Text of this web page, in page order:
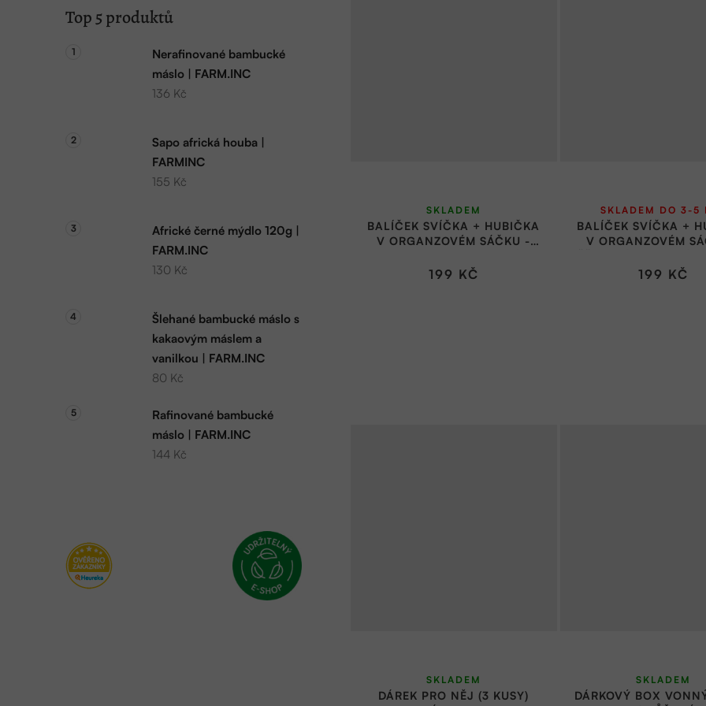
Top 5 produktů
Nerafinované bambucké
máslo | FARM.INC
136 Kč
Sapo africká houba |
FARMINC
155 Kč
Africké černé mýdlo 120g |
FARM.INC
130 Kč
Šlehané bambucké máslo s
kakaovým máslem a
vanilkou | FARM.INC
80 Kč
Rafinované bambucké
máslo | FARM.INC
144 Kč
BALÍČEK SVÍČKA + HUBIČKA
V ORGANZOVÉM SÁČKU -
BOMBA
SKLADEM
199 KČ
BALÍČEK SVÍČKA +
V ORGANZOVÉM
BOMBA
SKLADEM DO 3-5
199 KČ
DÁREK PRO NĚJ (3 KUSY)
SKLADEM
DÁRKOVÝ BOX
SKLADEM